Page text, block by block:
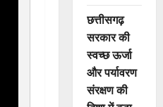
छत्तीसगढ़
सरकार की
स्वच्छ ऊर्जा
और पर्यावरण
संरक्षण की